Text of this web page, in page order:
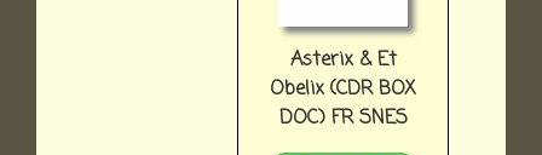
Asterix & Et
Obelix (CDR BOX
DOC) FR SNES